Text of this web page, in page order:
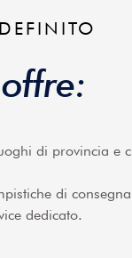
di provincia e
di consegna
dedicato.